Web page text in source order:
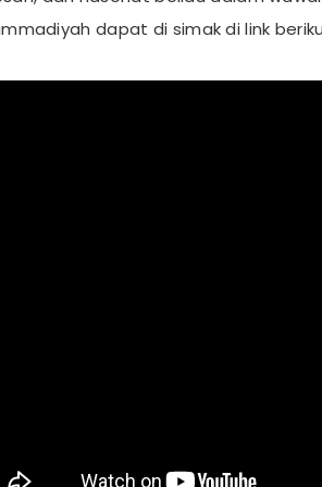
dapat di simak di link